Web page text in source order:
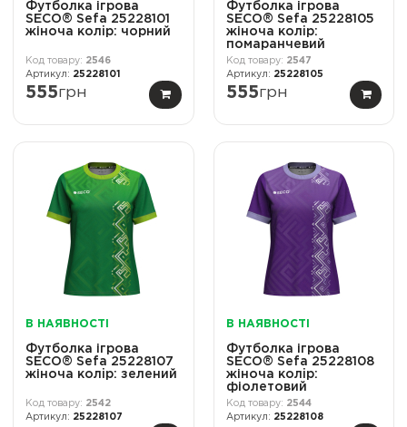
Футболка ігрова
SECO® Sefa 25228101
жіноча колiр: чорний
2546
25228101
555грн
Футболка ігрова
SECO® Sefa 25228105
жіноча колiр:
помаранчевий
2547
25228105
555грн
В НАЯВНОСТІ
Футболка ігрова
SECO® Sefa 25228107
жіноча колiр: зелений
2542
25228107
В НАЯВНОСТІ
Футболка ігрова
SECO® Sefa 25228108
жіноча колiр:
фіолетовий
2544
25228108